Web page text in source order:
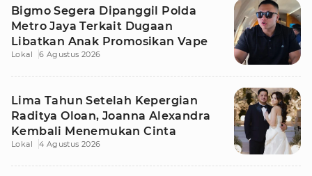
Bigmo Segera Dipanggil Polda
Metro Jaya Terkait Dugaan
Libatkan Anak Promosikan Vape
Lokal 6 Agustus 2026
Lima Tahun Setelah Kepergian
Raditya Oloan, Joanna Alexandra
Kembali Menemukan Cinta
Lokal 4 Agustus 2026